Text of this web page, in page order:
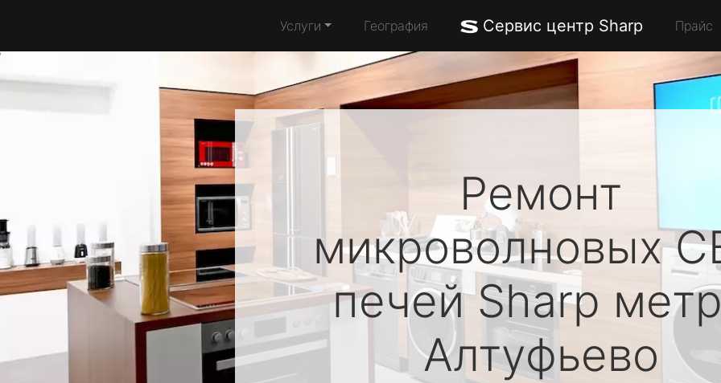
Услуги География Сервис центр Sharp Прайс
Ремонт
микроволновых
печейSharp
Алтуфьево